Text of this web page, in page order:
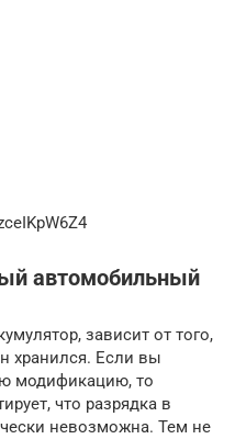
автомобильный
зависит от того,
хранился. Если вы
модификацию, то
что разрядка в
невозможна. Тем не